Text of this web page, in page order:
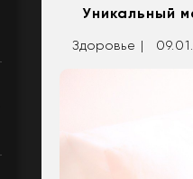
Уникальный
Здоровье |